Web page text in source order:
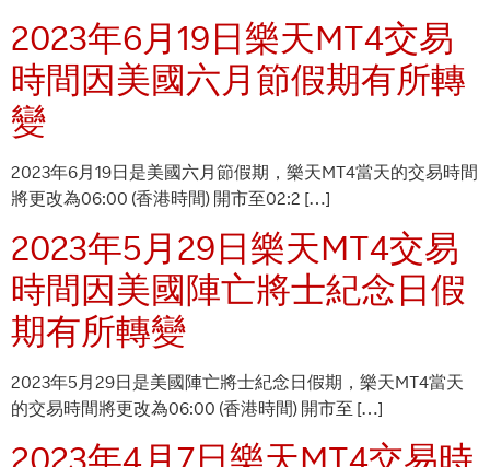
2023年6月19日樂天MT4交易
時間因美國六月節假期有所轉
變
2023年6月19日是美國六月節假期，樂天MT4當天的交易時間
將更改為06:00 (香港時間) 開市至02:2 […]
2023年5月29日樂天MT4交易
時間因美國陣亡將士紀念日假
期有所轉變
2023年5月29日是美國陣亡將士紀念日假期，樂天MT4當天
的交易時間將更改為06:00 (香港時間) 開市至 […]
2023年4月7日樂天MT4交易時